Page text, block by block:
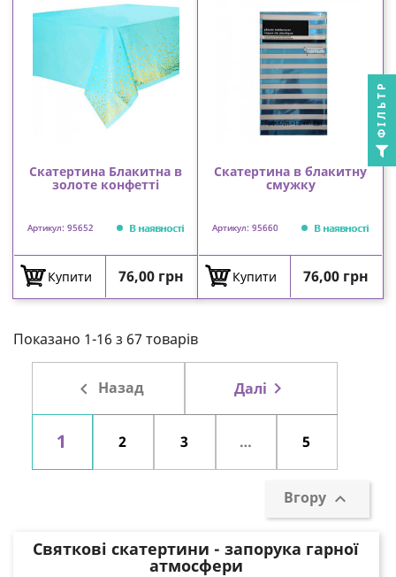
Скатертина Блакитна в
золоте конфетті
Артикул: 95652 В наявності
Купити Ціна
76,00 грн
Скатертина в блакитну
смужку
Артикул: 95660 В наявності
Купити Ціна
76,00 грн
Показано 1-16 з 67 товарів
 Назад
1 2 3 … 5
Далі 
Вгору 
Святкові скатертини - запорука гарної
атмосфери
ФІЛЬТР